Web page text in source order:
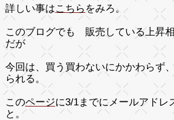
詳しい事はこちら をみろ。
このブログでも 販売している上昇
だが
今回は、買う買わないにかかわらず
られる。
このページに3/1までにメールアドレ
と。